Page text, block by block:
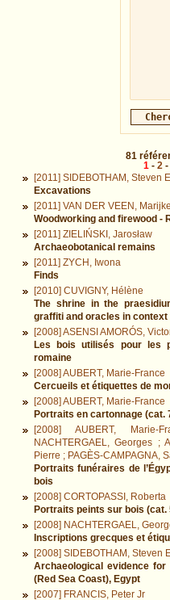
81
1 - 2 -
[2011] SIDEBOTHAM, Steven
Excavations
[2011] VAN DER VEEN,
Woodworking and firewood -
[2011] ZIELIŃSKI, Jarosław
Archaeobotanical remains
[2011] ZYCH, Iwona
Finds
[2010] CUVIGNY, Hélène
The shrine in the
graffiti and oracles in context
[2008] ASENSI AMORÓS,
Les bois utilisés pour les
romaine
[2008] AUBERT, Marie-France
Cercueils et étiquettes de
[2008] AUBERT, Marie-France
Portraits en cartonnage (cat.
[2008] AUBERT, Marie-
NACHTERGAEL, Georges ;
Pierre ; PAGÈS-CAMPAGNA,
Portraits funéraires de
bois
[2008] CORTOPASSI, Roberta
Portraits peints sur bois (cat.
[2008] NACHTERGAEL,
Inscriptions grecques et
[2008] SIDEBOTHAM, Steven
Archaeological evidence
(Red Sea Coast), Egypt
[2007] FRANCIS, Peter Jr